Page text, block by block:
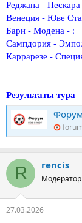
Реджана -
Венеция - Юве
Бари - Модена - :
Сампдория -
Каррарезе -
Результаты тура
Форум про
R rencis
Модератор
27.03.2026